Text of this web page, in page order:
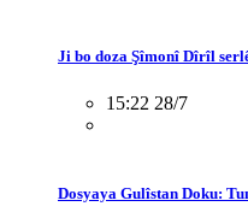
Ji bo doza Şîmonî Dîrîl
15:22 28/7
Dosyaya Gulîstan Doku: